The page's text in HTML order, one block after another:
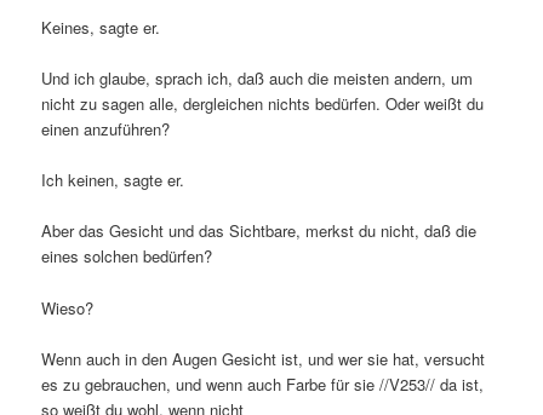
Keines, sagte er.
Und ich glaube, sprach ich, daß auch die meisten andern, um
nicht zu sagen alle, dergleichen nichts bedürfen. Oder weißt du
einen anzuführen?
Ich keinen, sagte er.
Aber das Gesicht und das Sichtbare, merkst du nicht, daß die
eines solchen bedürfen?
Wieso?
Wenn auch in den Augen Gesicht ist, und wer sie hat, versucht
es zu gebrauchen, und wenn auch Farbe für sie //V253// da ist,
so weißt du wohl, wenn nicht